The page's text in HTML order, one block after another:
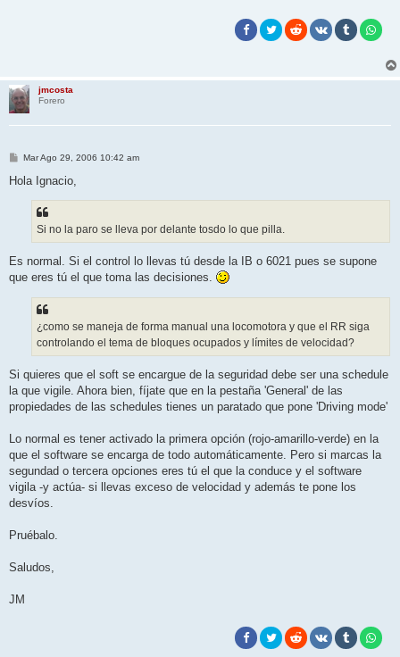
jmcosta
Forero
M
n
Mar Ago 29, 2006 10:42 am
Hola Ignacio,
Si no la paro se lleva por delante tosdo lo que pilla.
Es normal. Si el control lo llevas tú desde la IB o 6021 pues se supone
que eres tú el que toma las decisiones.
¿como se maneja de forma manual una locomotora y que el RR siga
controlando el tema de bloques ocupados y límites de velocidad?
Si quieres que el soft se encargue de la seguridad debe ser una schedule
la que vigile. Ahora bien, fíjate que en la pestaña 'General' de las
propiedades de las schedules tienes un paratado que pone 'Driving mode'
Lo normal es tener activado la primera opción (rojo-amarillo-verde) en la
que el software se encarga de todo automáticamente. Pero si marcas la
segundad o tercera opciones eres tú el que la conduce y el software
vigila -y actúa- si llevas exceso de velocidad y además te pone los
desvíos.
Pruébalo.
Saludos,
JM